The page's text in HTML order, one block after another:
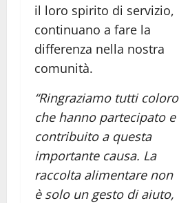
il loro spirito di servizio,
continuano a fare la
differenza nella nostra
comunità.
“Ringraziamo tutti coloro
che hanno partecipato e
contribuito a questa
importante causa. La
raccolta alimentare non
è solo un gesto di aiuto,